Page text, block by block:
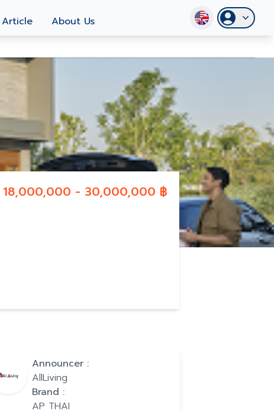
Article About Us
18,000,000 - 30,000,000 ฿
Announcer :
AllLiving
Brand :
AP THAI